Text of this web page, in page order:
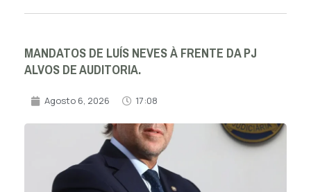
MANDATOS DE LUÍS NEVES À FRENTE DA PJ
ALVOS DE AUDITORIA.
Agosto 6, 2026 17:08